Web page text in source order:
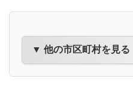
▼ 他の市区町村を見る